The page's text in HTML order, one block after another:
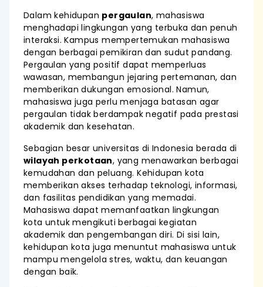
Dalam kehidupan pergaulan, mahasiswa
menghadapi lingkungan yang terbuka dan penuh
interaksi. Kampus mempertemukan mahasiswa
dengan berbagai pemikiran dan sudut pandang.
Pergaulan yang positif dapat memperluas
wawasan, membangun jejaring pertemanan, dan
memberikan dukungan emosional. Namun,
mahasiswa juga perlu menjaga batasan agar
pergaulan tidak berdampak negatif pada prestasi
akademik dan kesehatan.
Sebagian besar universitas di Indonesia berada di
wilayah perkotaan, yang menawarkan berbagai
kemudahan dan peluang. Kehidupan kota
memberikan akses terhadap teknologi, informasi,
dan fasilitas pendidikan yang memadai.
Mahasiswa dapat memanfaatkan lingkungan
kota untuk mengikuti berbagai kegiatan
akademik dan pengembangan diri. Di sisi lain,
kehidupan kota juga menuntut mahasiswa untuk
mampu mengelola stres, waktu, dan keuangan
dengan baik.